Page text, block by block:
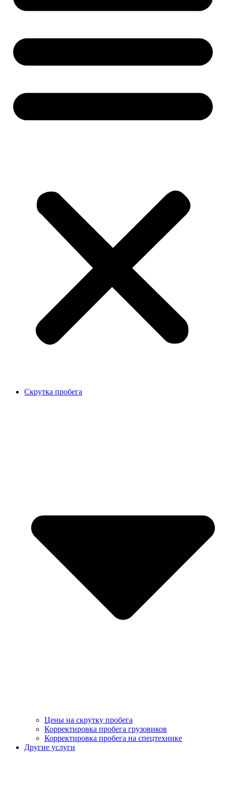
Скрутка пробега
Цены на скрутку пробега
Корректировка пробега грузовиков
Корректировка пробега на спецтехнике
Другие услуги